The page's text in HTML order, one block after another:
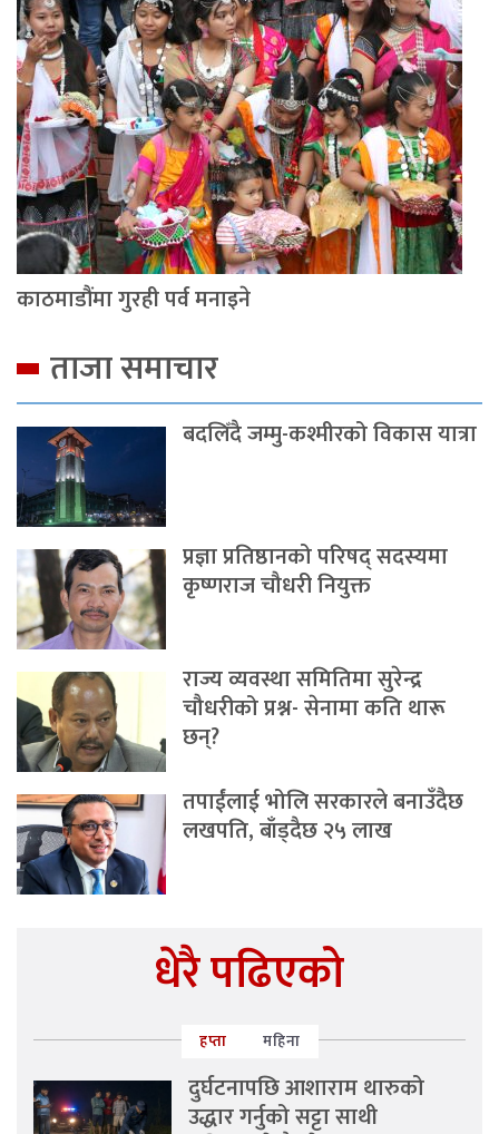
काठमाडौंमा गुरही पर्व मनाइने
ताजा समाचार
बदलिँदै जम्मु-कश्मीरको विकास यात्रा
प्रज्ञा प्रतिष्ठानको परिषद् सदस्यमा
कृष्णराज चौधरी नियुक्त
राज्य व्यवस्था समितिमा सुरेन्द्र
चौधरीको प्रश्न- सेनामा कति थारू
छन्?
तपाईंलाई भोलि सरकारले बनाउँदैछ
लखपति, बाँड्दैछ २५ लाख
धेरै पढिएको
हप्ता महिना
दुर्घटनापछि आशाराम थारुको
उद्धार गर्नुको सट्टा साथी